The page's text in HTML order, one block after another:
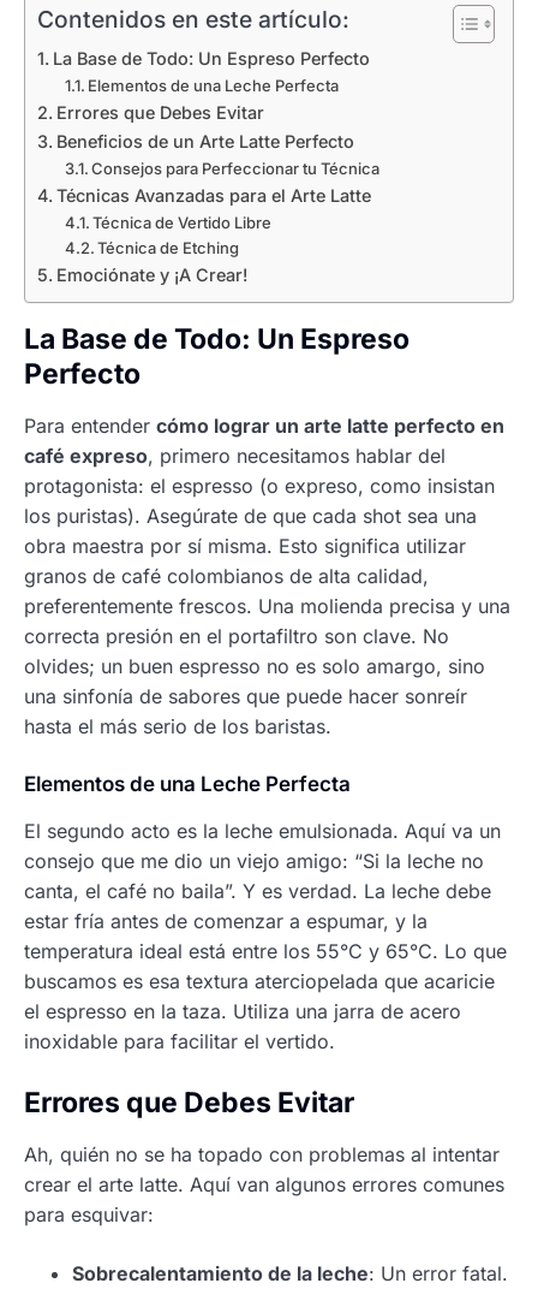
Contenidos en este artículo:
La Base de Todo: Un Espreso Perfecto
Elementos de una Leche Perfecta
Errores que Debes Evitar
Beneficios de un Arte Latte Perfecto
Consejos para Perfeccionar tu Técnica
Técnicas Avanzadas para el Arte Latte
Técnica de Vertido Libre
Técnica de Etching
Emociónate y ¡A Crear!
La Base de Todo: Un Espreso
Perfecto
Para entender cómo lograr un arte latte perfecto en
café expreso, primero necesitamos hablar del
protagonista: el espresso (o expreso, como insistan
los puristas). Asegúrate de que cada shot sea una
obra maestra por sí misma. Esto significa utilizar
granos de café colombianos de alta calidad,
preferentemente frescos. Una molienda precisa y una
correcta presión en el portafiltro son clave. No
olvides; un buen espresso no es solo amargo, sino
una sinfonía de sabores que puede hacer sonreír
hasta el más serio de los baristas.
Elementos de una Leche Perfecta
El segundo acto es la leche emulsionada. Aquí va un
consejo que me dio un viejo amigo: “Si la leche no
canta, el café no baila”. Y es verdad. La leche debe
estar fría antes de comenzar a espumar, y la
temperatura ideal está entre los 55°C y 65°C. Lo que
buscamos es esa textura aterciopelada que acaricie
el espresso en la taza. Utiliza una jarra de acero
inoxidable para facilitar el vertido.
Errores que Debes Evitar
Ah, quién no se ha topado con problemas al intentar
crear el arte latte. Aquí van algunos errores comunes
para esquivar:
Sobrecalentamiento de la leche: Un error fatal.